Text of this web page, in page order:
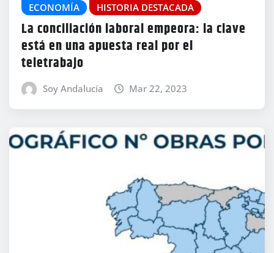
ECONOMÍA HISTORIA DESTACADA
La conciliación laboral empeora: la clave
está en una apuesta real por el
teletrabajo
Soy Andalucía Mar 22, 2023